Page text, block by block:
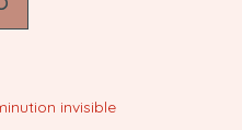
invisible